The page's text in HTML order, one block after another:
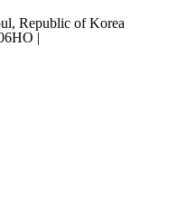
Republic of Korea
|